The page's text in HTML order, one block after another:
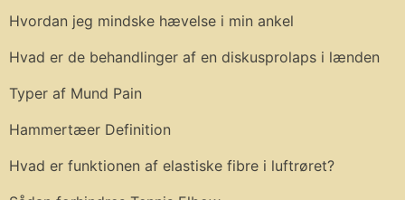
Hvordan jeg mindske hævelse i min ankel
Hvad er de behandlinger af en diskusprolaps i lænden
Typer af Mund Pain
Hammertæer Definition
Hvad er funktionen af ​​elastiske fibre i luftrøret?